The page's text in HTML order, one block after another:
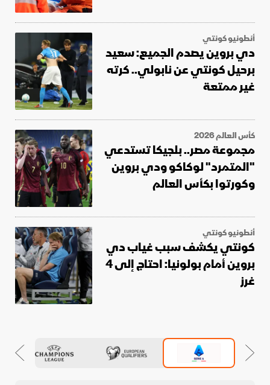
أنطونيو كونتي
دي بروين يصدم الجميع: سعيد
برحيل كونتي عن نابولي.. كرته
غير ممتعة
كأس العالم 2026
مجموعة مصر.. بلجيكا تستدعي
"المتمرد" لوكاكو ودي بروين
وكورتوا بكأس العالم
أنطونيو كونتي
كونتي يكشف سبب غياب دي
بروين أمام بولونيا: احتاج إلى 4
غرز